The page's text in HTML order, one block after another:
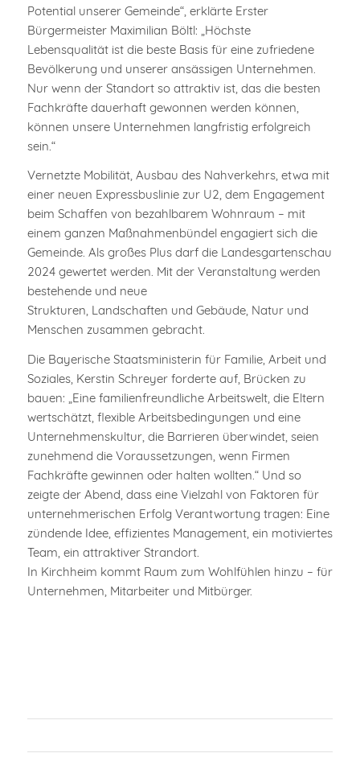
Potential unserer Gemeinde“, erklärte Erster
Bürgermeister Maximilian Böltl: „Höchste
Lebensqualität ist die beste Basis für eine zufriedene
Bevölkerung und unserer ansässigen Unternehmen.
Nur wenn der Standort so attraktiv ist, das die besten
Fachkräfte dauerhaft gewonnen werden können,
können unsere Unternehmen langfristig erfolgreich
sein.“
Vernetzte Mobilität, Ausbau des Nahverkehrs, etwa mit
einer neuen Expressbuslinie zur U2, dem Engagement
beim Schaffen von bezahlbarem Wohnraum – mit
einem ganzen Maßnahmenbündel engagiert sich die
Gemeinde. Als großes Plus darf die Landesgartenschau
2024 gewertet werden. Mit der Veranstaltung werden
bestehende und neue
Strukturen, Landschaften und Gebäude, Natur und
Menschen zusammen gebracht.
Die Bayerische Staatsministerin für Familie, Arbeit und
Soziales, Kerstin Schreyer forderte auf, Brücken zu
bauen: „Eine familienfreundliche Arbeitswelt, die Eltern
wertschätzt, flexible Arbeitsbedingungen und eine
Unternehmenskultur, die Barrieren überwindet, seien
zunehmend die Voraussetzungen, wenn Firmen
Fachkräfte gewinnen oder halten wollten.“ Und so
zeigte der Abend, dass eine Vielzahl von Faktoren für
unternehmerischen Erfolg Verantwortung tragen: Eine
zündende Idee, effizientes Management, ein motiviertes
Team, ein attraktiver Strandort.
In Kirchheim kommt Raum zum Wohlfühlen hinzu – für
Unternehmen, Mitarbeiter und Mitbürger.